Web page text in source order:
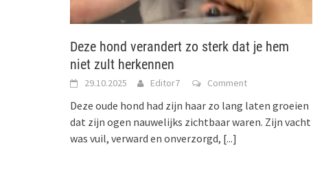
Deze hond verandert zo sterk dat je hem
niet zult herkennen
29.10.2025 Editor7 Comment
Deze oude hond had zijn haar zo lang laten groeien
dat zijn ogen nauwelijks zichtbaar waren. Zijn vacht
was vuil, verward en onverzorgd, [...]